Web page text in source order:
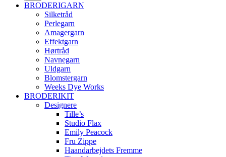
BRODERIGARN
Silketråd
Perlegarn
Amagergarn
Effektgarn
Hørtråd
Navnegarn
Uldgarn
Blomstergarn
Weeks Dye Works
BRODERIKIT
Designere
Tille’s
Studio Flax
Emily Peacock
Fru Zippe
Haandarbejdets Fremme